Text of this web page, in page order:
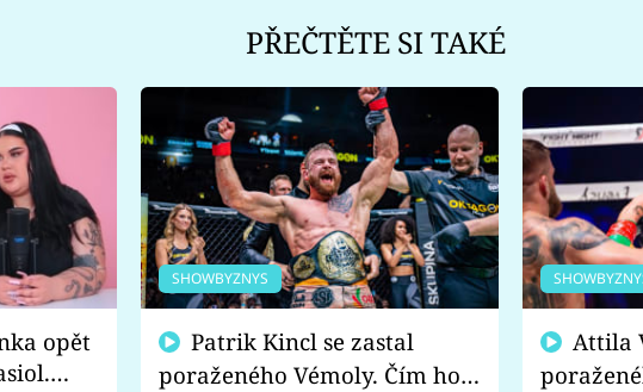
PŘEČTĚTE SI TAKÉ
opět
SHOWBYZNYS
poraženého Vémoly. Čím ho